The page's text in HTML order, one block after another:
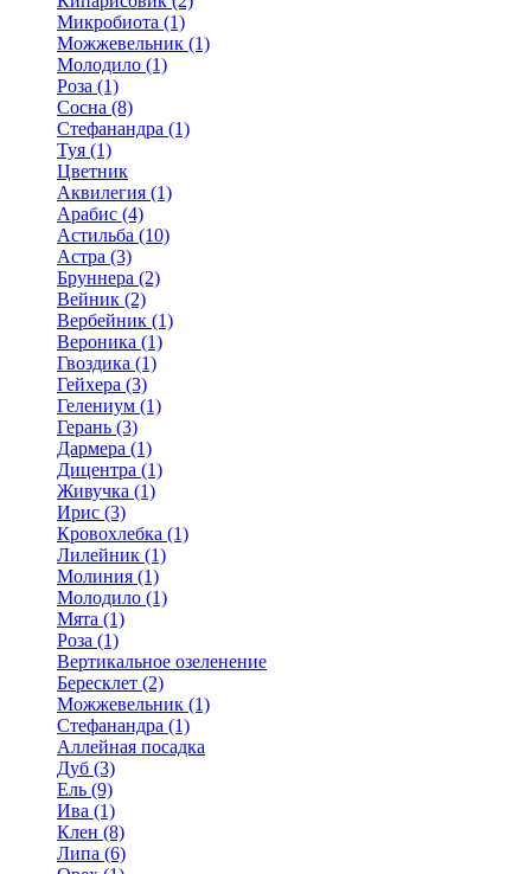
Микробиота (1)
Можжевельник (1)
Молодило (1)
Роза (1)
Сосна (8)
Стефанандра (1)
Туя (1)
Цветник
Аквилегия (1)
Арабис (4)
Астильба (10)
Астра (3)
Бруннера (2)
Вейник (2)
Вербейник (1)
Вероника (1)
Гвоздика (1)
Гейхера (3)
Гелениум (1)
Герань (3)
Дармера (1)
Дицентра (1)
Живучка (1)
Ирис (3)
Кровохлебка (1)
Лилейник (1)
Молиния (1)
Молодило (1)
Мята (1)
Роза (1)
Вертикальное озеленение
Бересклет (2)
Можжевельник (1)
Стефанандра (1)
Аллейная посадка
Дуб (3)
Ель (9)
Ива (1)
Клен (8)
Липа (6)